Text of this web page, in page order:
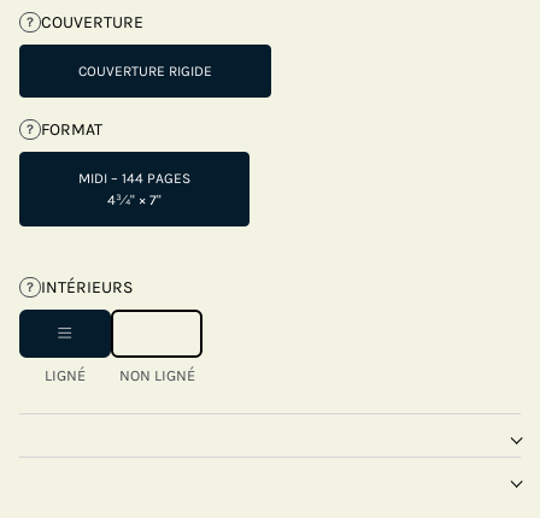
? COUVERTURE
COUVERTURE RIGIDE
? FORMAT
MIDI – 144 PAGES
4¾" × 7"
? INTÉRIEURS
LIGNÉ NON LIGNÉ